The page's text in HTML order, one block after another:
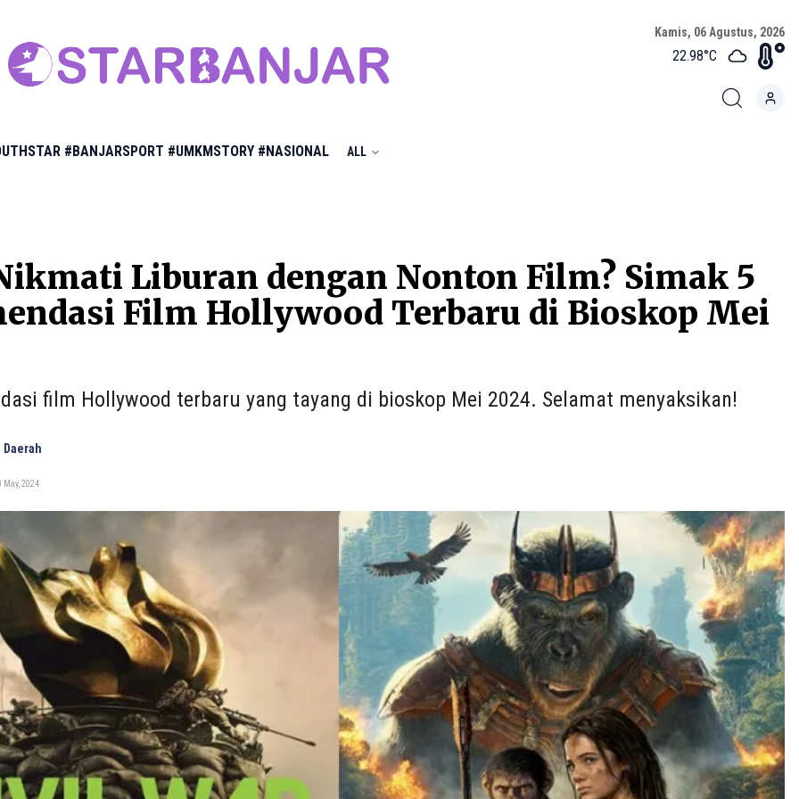
Kamis, 06 Agustus, 2026
22.98°C
#BANJARSPORT #UMKMSTORY #NASIONAL ALL
Liburan dengan Nonton Film? Simak 5
Film Hollywood Terbaru di Bioskop Mei
film Hollywood terbaru yang tayang di bioskop Mei 2024. Selamat menyaksikan!
Daerah
May, 2024